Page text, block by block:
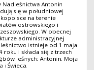
Nadleśnictwa Antonin
się w południowej
na terenie
ostrowskiego i
W obecnej
administracyjnej
istnieje od 1 maja
roku i składa się z trzech
leśnych: Antonin, Moja
i Świeca.